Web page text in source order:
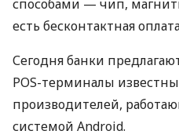
способами — чип,
есть бесконтактная
Сегодня банки
POS-терминалы
производителей,
системой Android.